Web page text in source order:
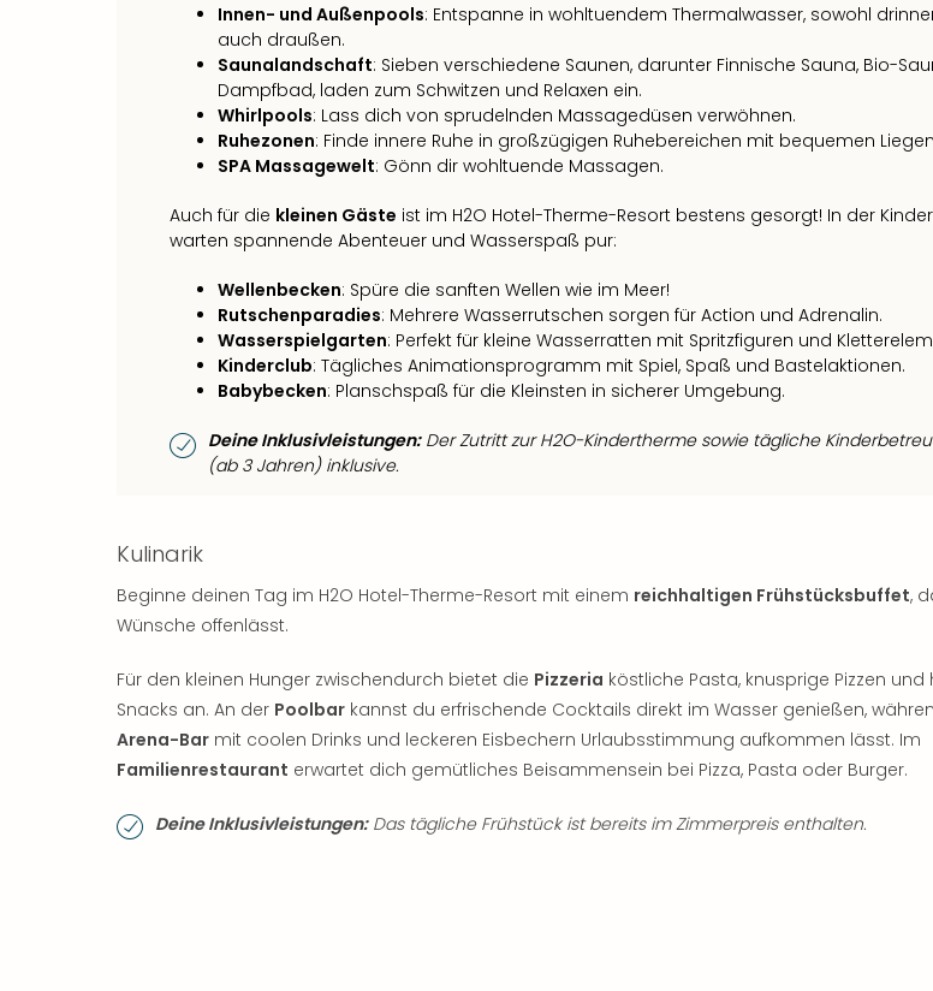
Innen- und Außenpools: Entspanne in wohltuendem Thermalwasser, sowohl
auch draußen.
Saunalandschaft: Sieben verschiedene Saunen, darunter Finnische Sauna, Bio-
Dampfbad, laden zum Schwitzen und Relaxen ein.
Whirlpools: Lass dich von sprudelnden Massagedüsen verwöhnen.
Ruhezonen: Finde innere Ruhe in großzügigen Ruhebereichen mit bequemen
SPA Massagewelt: Gönn dir wohltuende Massagen.
Auch für die kleinen Gäste ist im H2O Hotel-Therme-Resort bestens gesorgt! In der
warten spannende Abenteuer und Wasserspaß pur:
Wellenbecken: Spüre die sanften Wellen wie im Meer!
Rutschenparadies: Mehrere Wasserrutschen sorgen für Action und Adrenalin.
Wasserspielgarten: Perfekt für kleine Wasserratten mit Spritzfiguren und
Kinderclub: Tägliches Animationsprogramm mit Spiel, Spaß und Bastelaktionen.
Babybecken: Planschspaß für die Kleinsten in sicherer Umgebung.
Deine Inklusivleistungen:Der Zutritt zur H2O-Kindertherme sowie tägliche
(ab 3 Jahren) inklusive.
Kulinarik
Beginne deinen Tag im H2O Hotel-Therme-Resort mit einem reichhaltigen Frühstücksbuffet,
Wünsche offenlässt.
Für den kleinen Hunger zwischendurch bietet die Pizzeria köstliche Pasta, knusprige Pizzen und
Snacks an. An der Poolbar kannst du erfrischende Cocktails direkt im Wasser genießen,
Arena-Bar mit coolen Drinks und leckeren Eisbechern Urlaubsstimmung aufkommen lässt. Im
Familienrestaurant erwartet dich gemütliches Beisammensein bei Pizza, Pasta oder Burger.
Deine Inklusivleistungen:Das tägliche Frühstück ist bereits im Zimmerpreis enthalten.